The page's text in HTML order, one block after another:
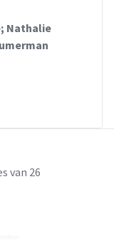
Nathalie
van 26